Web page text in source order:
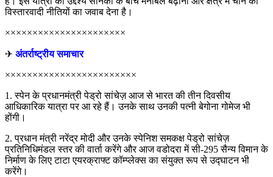
विस्तारवादी नीतियों का जवाब देना है।
××××××××××××××××××××××
✈ अंतर्राष्ट्रीय समाचार
××××××××××××××××××××××××
1. स्पेन के प्रधानमंत्री पेड्रो सांचेज़ आज से भारत की तीन दिवसीय
आधिकारिक यात्रा पर आ रहे हैं। उनके साथ उनकी पत्नी बेगोना गोमेज भी
होंगी।
2. प्रधान मंत्री नरेंद्र मोदी और उनके स्पेनिश समकक्ष पेड्रो सांचेज़
प्रतिनिधिमंडल स्तर की वार्ता करेंगे और आज वडोदरा में सी-295 सैन्य विमान के
निर्माण के लिए टाटा एयरक्राफ्ट कॉम्प्लेक्स का संयुक्त रूप से उद्घाटन भी
करेंगे।